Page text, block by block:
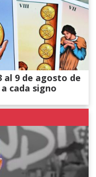
al 9 de agosto de
cada signo